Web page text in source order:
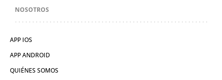
NOSOTROS
APP IOS
APP ANDROID
QUIÉNES SOMOS